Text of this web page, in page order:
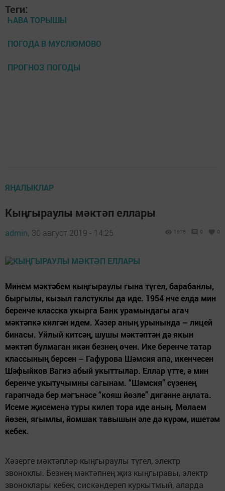
Теги:
ҺАВА ТОРЫШЫ
ПОГОДА В МУСЛЮМОВО
ПРОГНОЗ ПОГОДЫ
ЯҢАЛЫКЛАР
Кыңгыраулы мәктәп еллары
admin, 30 август 2019 - 14:25 1578 0 0
Минем мәктәбем кыңгыраулы гына түгел, барабанлы,
быргылы, кызыл галстуклы да иде. 1954 нче елда мин
беренче класска укырга Банк урамындагы агач
мәктәпкә килгән идем. Хәзер аның урынында – лицей
бинасы. Уйлый китсәң, шушы мәктәптән дә якын
мәктәп булмаган икән безнең өчен. Ике беренче татар
классының берсен – Гафурова Шәмсия апа, икенчесен
Шәфыйков Вагиз абый укыттылар. Еллар үтте, ә мин
беренче укытучымны сагынам. “Шәмсия” сүзенең
гарәпчәдә бер мәгънәсе “кояш йөзле” дигәнне аңлата.
Исеме җисеменә туры килеп тора иде аның. Мөлаем
йөзен, ягымлы, йомшак тавышын әле дә күрәм, ишетәм
кебек.
Хәзерге мәктәпләр кыңгыраулы түгел, электр
звоноклы. Безнең мәктәпнең җиз кыңгыравы, электр
звоноклары кебек, сискәндереп куркытмый, аларда